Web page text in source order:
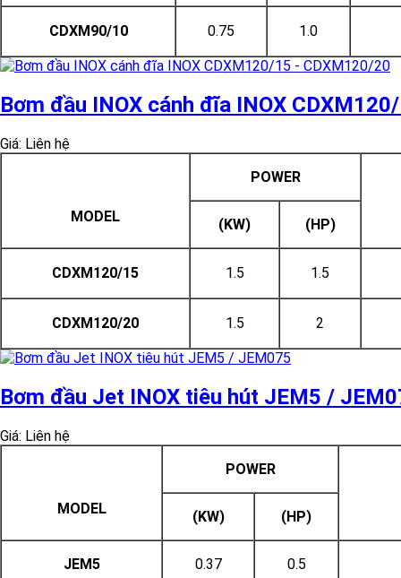
CDXM90/10 0.75 1.0
Bơm đầu INOX cánh đĩa INOX
Giá: Liên hệ
MODEL
POWER
(KW) (HP)
CDXM120/15 1.5 1.5
CDXM120/20 1.5 2
Bơm đầu Jet INOX tiêu hút JEM5 /
Giá: Liên hệ
MODEL
POWER
(KW) (HP)
JEM5 0.37 0.5